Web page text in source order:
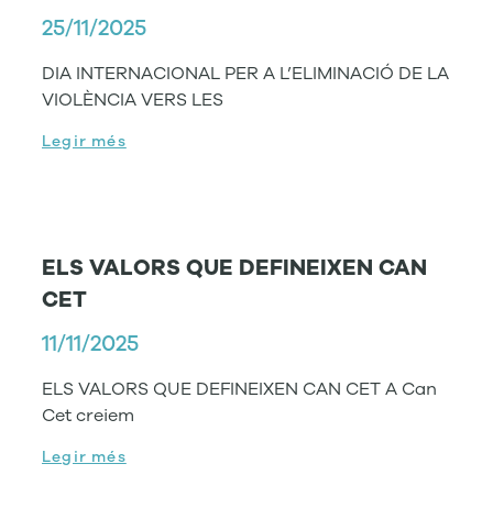
25/11/2025
DIA INTERNACIONAL PER A L’ELIMINACIÓ DE LA
VIOLÈNCIA VERS LES
Legir més
ELS VALORS QUE DEFINEIXEN CAN
CET
11/11/2025
ELS VALORS QUE DEFINEIXEN CAN CET A Can
Cet creiem
Legir més